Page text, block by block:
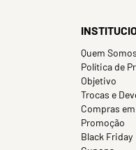
Quem
Política de
Objetivo
Trocas e
Compras
Promoção
Black Friday